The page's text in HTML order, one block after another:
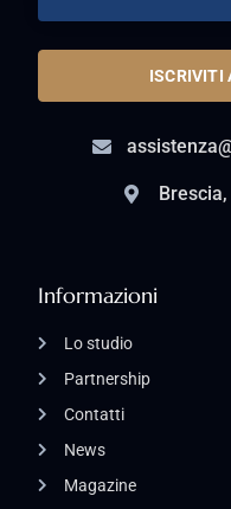
Informazioni
Lo studio
Partnership
Contatti
News
Magazine
ISCRIVITI